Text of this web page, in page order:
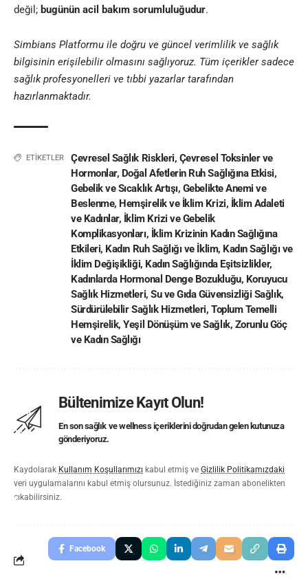
değil; bugünün acil bakım sorumluluğudur.
Simbians Platformu ile doğru ve güncel verimlilik ve sağlık
bilgisinin erişilebilir olmasını sağlıyoruz. Tüm içerikler sadece
sağlık profesyonelleri ve tıbbi yazarlar tarafından
hazırlanmaktadır.
ETİKETLER Çevresel Sağlık Riskleri, Çevresel Toksinler ve
Hormonlar, Doğal Afetlerin Ruh Sağlığına Etkisi,
Gebelik ve Sıcaklık Artışı, Gebelikte Anemi ve
Beslenme, Hemşirelik ve İklim Krizi, İklim Adaleti
ve Kadınlar, İklim Krizi ve Gebelik
Komplikasyonları, İklim Krizinin Kadın Sağlığına
Etkileri, Kadın Ruh Sağlığı ve İklim, Kadın Sağlığı ve
İklim Değişikliği, Kadın Sağlığında Eşitsizlikler,
Kadınlarda Hormonal Denge Bozukluğu, Koruyucu
Sağlık Hizmetleri,Su ve Gıda Güvensizliği Sağlık,
Sürdürülebilir Sağlık Hizmetleri,Toplum Temelli
Hemşirelik,Yeşil Dönüşüm ve Sağlık, Zorunlu Göç
ve Kadın Sağlığı
Bültenimize Kayıt Olun!
En son sağlık ve wellness içeriklerini doğrudan gelen kutunuza
gönderiyoruz.
Kaydolarak Kullanım Koşullarımızı kabul etmiş ve Gizlilik Politikamızdaki
veri uygulamalarını kabul etmiş olursunuz. İstediğiniz zaman abonelikten
çıkabilirsiniz.
Facebook